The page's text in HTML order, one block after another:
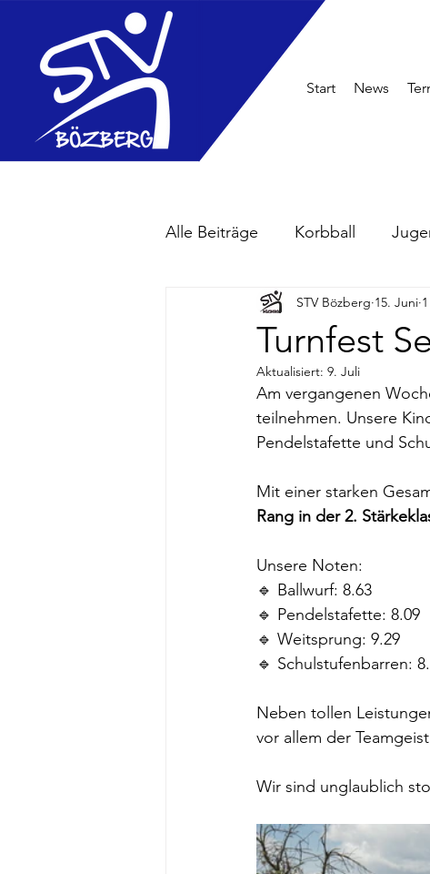
Start News
Alle Beiträge Korbball
Turnfest
STV Bözberg 15. Juni
Aktualisiert: 9. Juli
Am vergangenen
teilnehmen. Unsere
Pendelstafette und
Mit einer starken
Rang in der 2.
Unsere Noten:
🔹 Ballwurf: 8.63
🔹 Pendelstafette: 8.09
🔹 Weitsprung: 9.29
🔹 Schulstufenbarren:
Neben tollen
vor allem der
Wir sind unglaublich